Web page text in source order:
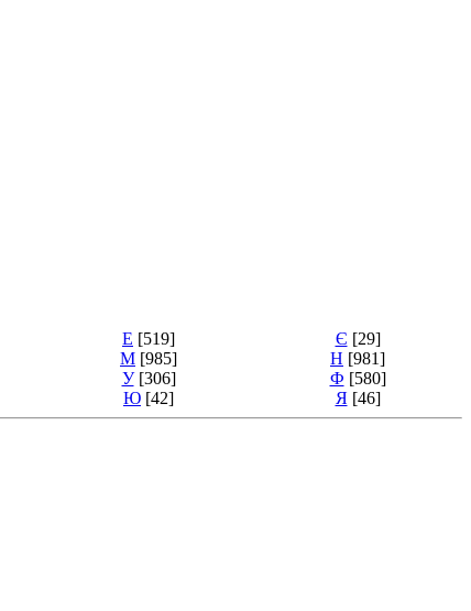
Е [519] Є [29]
М [985] Н [981]
У [306] Ф [580]
Ю [42] Я [46]